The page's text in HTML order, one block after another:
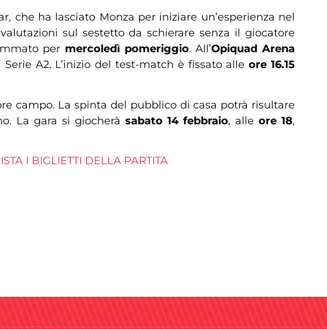
che ha lasciato Monza per iniziare un’esperienza nel
sul sestetto da schierare senza il giocatore
per mercoledì pomeriggio. All’Opiquad Arena
A2. L’inizio del test-match è fissato alleore 16.15
campo. La spinta del pubblico di casa potrà risultare
La gara si giocherà sabato 14 febbraio, alle ore 18,
I BIGLIETTI DELLA PARTITA